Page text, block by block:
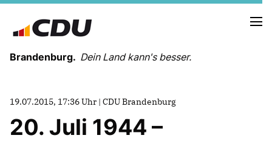
Brandenburg. Dein Land kann's besser.
MELDUNGEN
19.07.2015, 17:36 Uhr | CDU Brandenburg
20. Juli 1944 –